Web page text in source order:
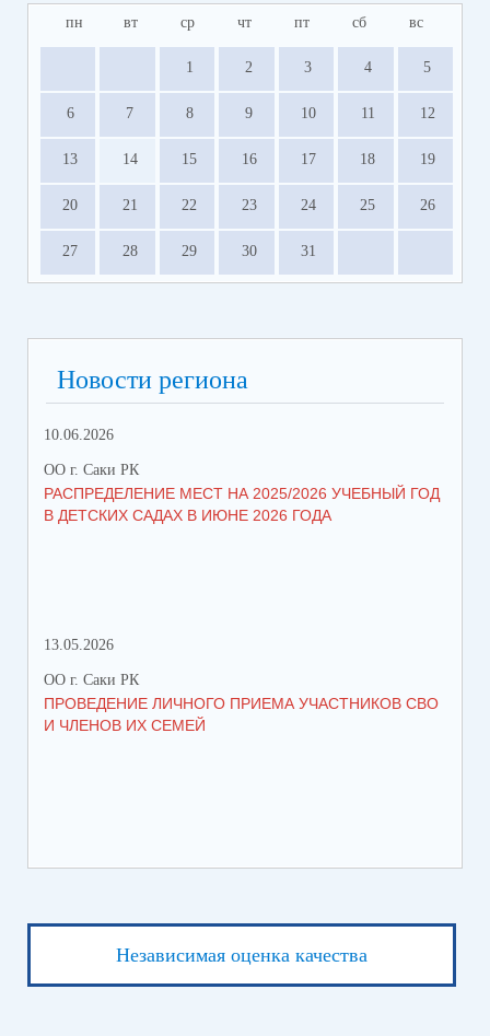
пн вт ср чт пт сб вс
1 2 3 4 5
6 7 8 9 10 11 12
13 14 15 16 17 18 19
20 21 22 23 24 25 26
27 28 29 30 31
Новости региона
10.06.2026
ОО г. Саки РК
РАСПРЕДЕЛЕНИЕ МЕСТ НА 2025/2026 УЧЕБНЫЙ ГОД
В ДЕТСКИХ САДАХ В ИЮНЕ 2026 ГОДА
13.05.2026
ОО г. Саки РК
ПРОВЕДЕНИЕ ЛИЧНОГО ПРИЕМА УЧАСТНИКОВ СВО
И ЧЛЕНОВ ИХ СЕМЕЙ
Независимая оценка качества